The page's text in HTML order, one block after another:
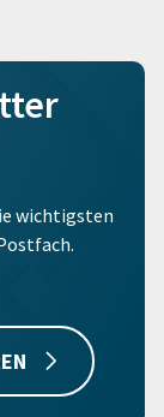
wichtigsten